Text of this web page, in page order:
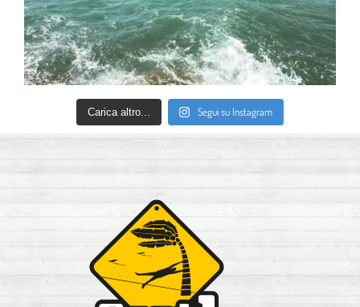
Carica altro... Segui su Instagram